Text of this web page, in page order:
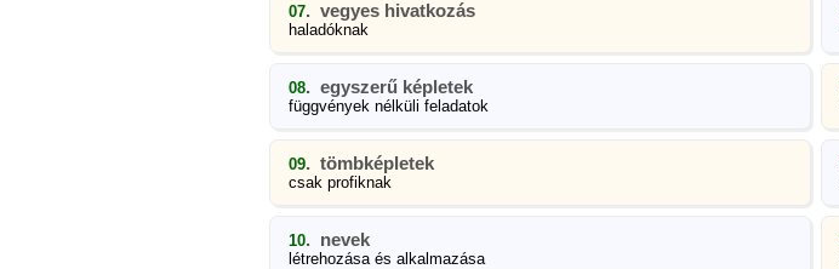
07. vegyes hivatkozás
haladóknak
08. egyszerű képletek
függvények nélküli feladatok
09. tömbképletek
csak profiknak
10. nevek
létrehozása és alkalmazása